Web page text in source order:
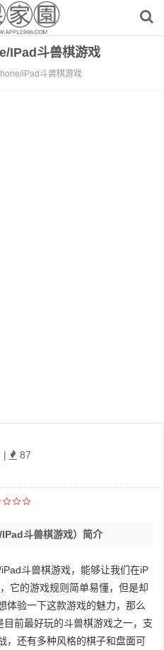
iPad斗兽棋游戏
iPad斗兽棋游戏
| 87
斗兽棋游戏）简介
斗兽棋游戏，能够让我们在iP
它的游戏规则简单易懂，但是却
体验一下这款游戏的魅力，那么
前最好玩的斗兽棋游戏之一，支
，还有多种风格的棋子和盘面可